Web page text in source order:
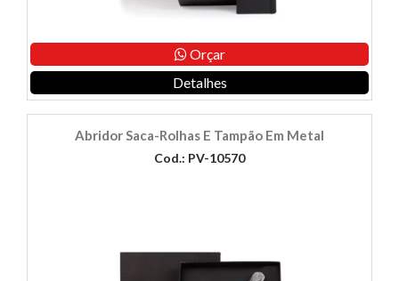
Orçar
Detalhes
Abridor Saca-Rolhas E Tampão Em Metal
Cod.: PV-10570